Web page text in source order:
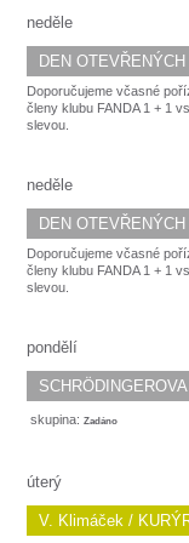
příležitostí. V hlavních
Bližší informaceZDE.
neděle
DEN OTEVŘENÝCH
Doporučujeme včasné
členy klubu FANDA 1 + 1
slevou.
pardubického souboru.
členy klubu FANDA 1 + 1
slevou.
neděle
DEN OTEVŘENÝCH
Doporučujeme včasné
členy klubu FANDA 1 + 1
slevou.
zákulisí VČD, ale i
pardubického souboru.
členy klubu FANDA 1 + 1
slevou.
pondělí
skupina:Zadáno
sranda! Pocta všem
Pardubice
úterý
V. Klimáček /